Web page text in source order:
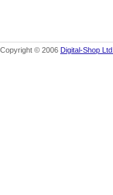
Copyright © 2006 Digital-Shop Ltd.